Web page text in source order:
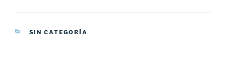
CATEGORÍAS
SIN CATEGORÍA